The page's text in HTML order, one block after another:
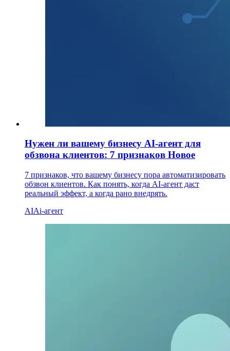
Нужен ли вашему бизнесу AI-агент для
обзвона клиентов: 7 признаков Новое
7 признаков, что вашему бизнесу пора автоматизировать
обзвон клиентов. Как понять, когда AI-агент даст
реальный эффект, а когда рано внедрять.
AIAi-агент